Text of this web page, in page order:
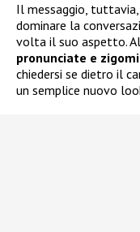
Il messaggio, tuttavia,
dominare la
volta il suo aspetto.
pronunciate e
chiedersi se dietro il
un semplice nuovo